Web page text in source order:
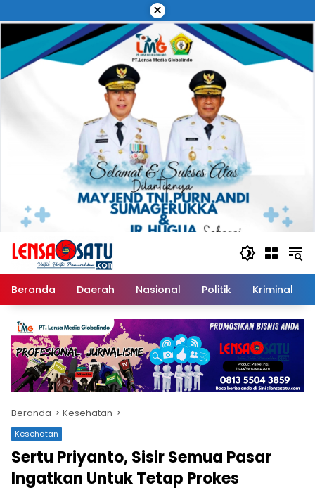
ke
konten
×
Beranda Daerah Nasional Politik Kriminal
Beranda Kesehatan
Kesehatan
Sertu Priyanto, Sisir Semua Pasar
Ingatkan Untuk Tetap Prokes